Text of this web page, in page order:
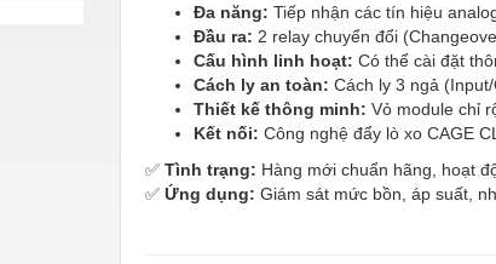
Đa năng: Tiếp nhận các tín hiệu
Đầu ra: 2 relay chuyển đổi
Cấu hình linh hoạt: Có thể cài đặt
Cách ly an toàn: Cách ly 3 ngả
Thiết kế thông minh: Vỏ module chỉ
Kết nối: Công nghệ đẩy lò xo CAGE
✅ Tình trạng: Hàng mới chuẩn hãng, hoạt
✅ Ứng dụng: Giám sát mức bồn, áp suất,